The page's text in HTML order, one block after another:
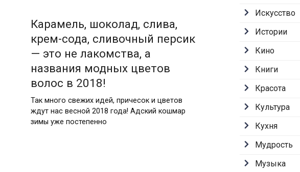
Карамель, шоколад, слива,
крем-сода, сливочный персик
— это не лакомства, а
названия модных цветов
волос в 2018!
Так много свежих идей, причесок и цветов
ждут нас весной 2018 года! Адский кошмар
зимы уже постепенно
Искусство
Истории
Кино
Книги
Красота
Культура
Кухня
Мудрость
Музыка